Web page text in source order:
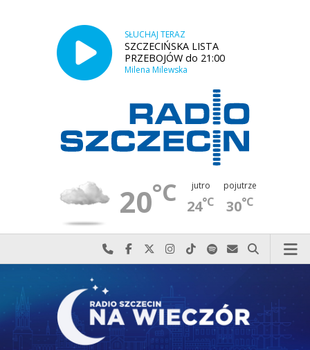
SŁUCHAJ TERAZ
SZCZECIŃSKA LISTA
PRZEBOJÓW do 21:00
Milena Milewska
20°C jutro
24°C
pojutrze
30°C
Najlepiej po prostu do nas zadzwoń
Odwiedź nas na Facebook-u
Odwiedź nas na X
Odwiedź nas na Instagram-ie
Odwiedź nas na TikTok-u
Szukaj nas na Spotify
Wyślij do nas
Szukaj